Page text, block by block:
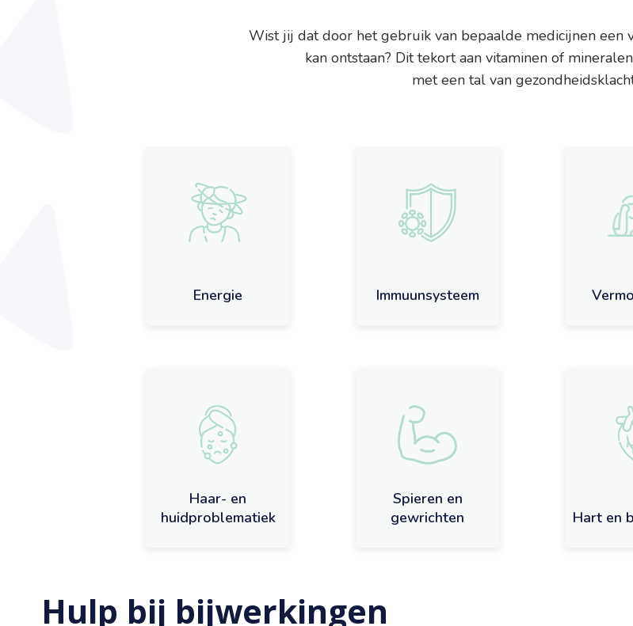
Wist jij dat door het gebruik van bepaalde medicijnen een
kan ontstaan? Dit tekort aan vitaminen of
met een tal van
Energie Immuunsysteem
Haar- en
huidproblematiek
Spieren en
gewrichten
Hart en
Hulp bij bijwerkingen